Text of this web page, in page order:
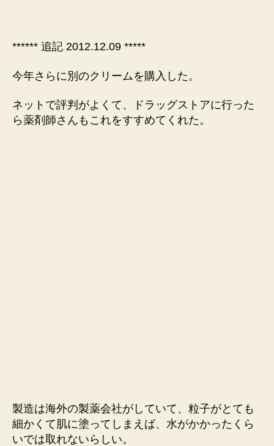
****** 追記 2012.12.09 *****
今年さらに別のクリームを購入した。
ネットで評判がよくて、ドラッグストアに行った
ら薬剤師さんもこれをすすめてくれた。
製造は海外の製薬会社がしていて、粒子がとても
細かくて肌に塗ってしまえば、水がかかったくら
いでは取れないらしい。